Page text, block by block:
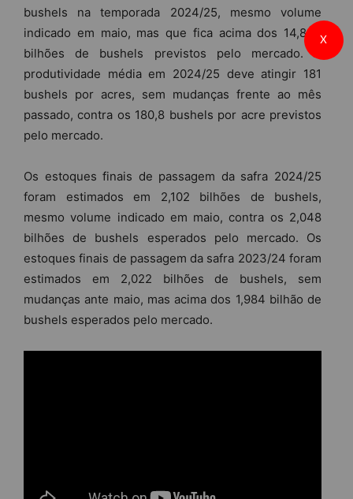
bushels na temporada 2024/25, mesmo volume
indicado em maio, mas que fica acima dos 14,845
bilhões de bushels previstos pelo mercado. A
produtividade média em 2024/25 deve atingir 181
bushels por acres, sem mudanças frente ao mês
passado, contra os 180,8 bushels por acre previstos
pelo mercado.
Os estoques finais de passagem da safra 2024/25
foram estimados em 2,102 bilhões de bushels,
mesmo volume indicado em maio, contra os 2,048
bilhões de bushels esperados pelo mercado. Os
estoques finais de passagem da safra 2023/24 foram
estimados em 2,022 bilhões de bushels, sem
mudanças ante maio, mas acima dos 1,984 bilhão de
bushels esperados pelo mercado.
X